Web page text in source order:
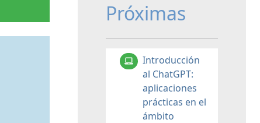
Próximas
Introducción
al ChatGPT:
aplicaciones
prácticas en el
ámbito